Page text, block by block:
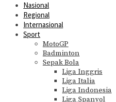
Nasional
Regional
Internasional
Sport
MotoGP
Badminton
Sepak Bola
Liga Inggris
Liga Italia
Liga Indonesia
Liga Spanyol